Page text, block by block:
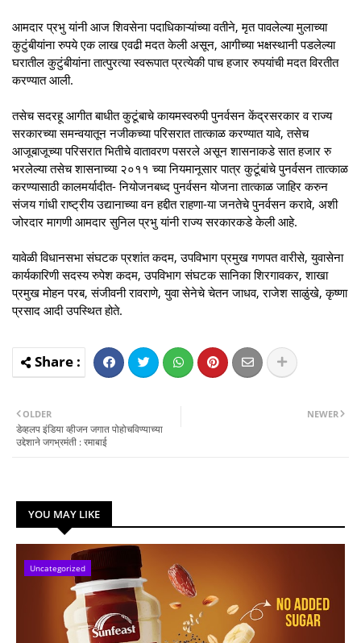
आमदार प्रभु यांनी आज शिवसेना पदाधिकाऱ्यांच्या वतीने, मृत पावलेल्या मुलाच्या
कुटुंबीयांना रुपये एक लाख एवढी मदत केली असून, आगीच्या भक्षस्थानी पडलेल्या
घरातील कुटुंबीयांना तात्पुरत्या स्वरूपात प्रत्येकी पाच हजार रुपयांची मदत विरतीत
करण्यात आली.
तसेच सदरहू आगीत बाधीत कुटूंबाचे कायमस्वरुपी पुनर्वसन केंद्रसरकार व राज्य
सरकारच्या समन्वयातून नजीकच्या परिसरात तात्काळ करण्यात यावे, तसेच
आजूबाजूच्या परिसरात भितीचे वातावरण पसरले असून शासनाकडे सात हजार रु
भरलेल्या तसेच शासनाच्या २०११ च्या नियमानूसार पात्र कुटूंबांचे पुनर्वसन तात्काळ
करण्यासाठी कालमर्यादीत- नियोजनबध्द पुनर्वसन योजना तात्काळ जाहिर करुन
संजय गांधी राष्ट्रीय उद्यानाच्या वन हद्दीत राहणा-या जनतेचे पुनर्वसन करावे, अशी
जोरदार मागणी आमदार सुनिल प्रभु यांनी राज्य सरकारकडे केली आहे.
यावेळी विधानसभा संघटक प्रशांत कदम, उपविभाग प्रमुख गणपत वारीसे, युवासेना
कार्यकारिणी सदस्य रुपेश कदम, उपविभाग संघटक सानिका शिरगावकर, शाखा
प्रमुख मोहन परब, संजीवनी रावराणे, युवा सेनेचे चेतन जाधव, राजेश साळुंखे, कृष्णा
प्रसाद आदी उपस्थित होते.
NEWER
OLDER
डेव्हलप इंडिया व्हीजन जगात पोहोचविण्याच्या
उद्देशाने जगभ्रमंती : रमाबाई
YOU MAY LIKE
Uncategorized